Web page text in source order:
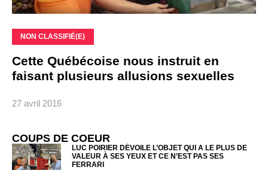
NON CLASSIFIÉ(E)
Cette Québécoise nous instruit en
faisant plusieurs allusions sexuelles
27 avril 2016
COUPS DE COEUR
LUC POIRIER DÉVOILE L’OBJET QUI A LE PLUS DE
VALEUR À SES YEUX ET CE N’EST PAS SES
FERRARI